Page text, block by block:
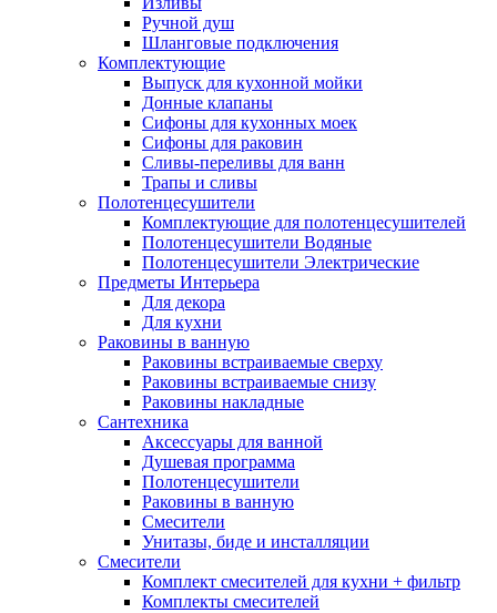
Ручной душ
Шланговые подключения
Комплектующие
Выпуск для кухонной мойки
Донные клапаны
Сифоны для кухонных моек
Сифоны для раковин
Сливы-переливы для ванн
Трапы и сливы
Полотенцесушители
Комплектующие для полотенцесушителей
Полотенцесушители Водяные
Полотенцесушители Электрические
Предметы Интерьера
Для декора
Для кухни
Раковины в ванную
Раковины встраиваемые сверху
Раковины встраиваемые снизу
Раковины накладные
Сантехника
Аксессуары для ванной
Душевая программа
Полотенцесушители
Раковины в ванную
Смесители
Унитазы, биде и инсталляции
Смесители
Комплект смесителей для кухни + фильтр
Комплекты смесителей